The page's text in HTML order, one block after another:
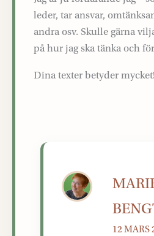
leder, tar ansvar,
andra osv. Skulle gärna
på hur jag ska tänka och
Dina texter betyder mycket!
12 MARS